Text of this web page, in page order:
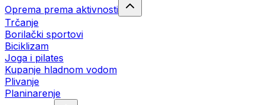
Oprema prema aktivnosti
Trčanje
Borilački sportovi
Biciklizam
Joga i pilates
Kupanje hladnom vodom
Plivanje
Planinarenje